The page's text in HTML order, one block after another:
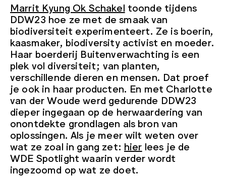
Marrit Kyung Ok Schakel toonde tijdens
DDW23 hoe ze met de smaak van
biodiversiteit experimenteert. Ze is boerin,
kaasmaker, biodiversity activist en moeder.
Haar boerderij Buitenverwachting is een
plek vol diversiteit; van planten,
verschillende dieren en mensen. Dat proef
je ook in haar producten. En met Charlotte
van der Woude werd gedurende DDW23
dieper ingegaan op de herwaardering van
onontdekte grondlagen als bron van
oplossingen. Als je meer wilt weten over
wat ze zoal in gang zet: hier lees je de
WDE Spotlight waarin verder wordt
ingezoomd op wat ze doet.